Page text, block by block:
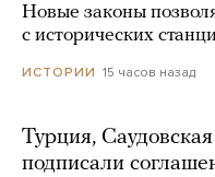
Новые законы
с исторических
ИСТОРИИ 15 часов назад
Турция,
подписали